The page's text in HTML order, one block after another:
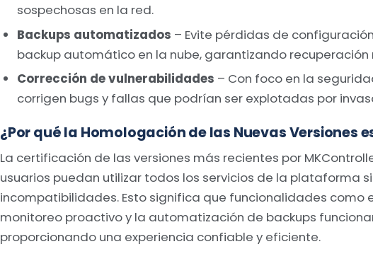
sospechosas en la red.
Backups automatizados – Evite pérdidas de
backup automático en la nube, garantizando
Corrección de vulnerabilidades – Con foco en la
corrigen bugs y fallas que podrían ser explotadas por
¿Por qué la Homologación de las Nuevas Versiones
La certificación de las versiones más recientes por
usuarios puedan utilizar todos los servicios de la plataforma
incompatibilidades. Esto significa que funcionalidades como
monitoreo proactivo y la automatización de backups
proporcionando una experiencia confiable y eficiente.